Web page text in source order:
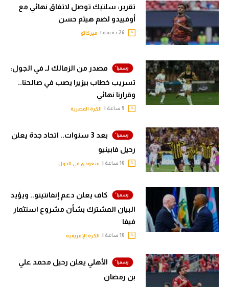
تقرير: سلتيك توصل لاتفاق نهائي مع
أوفييدو لضم هيثم حسن
ميركاتو
مصدر من الزمالك لـ في الجول:
تسريب خطاب بيزيرا يصب في صالحنا..
وقرارنا نهائي
الكرة المصرية
بعد 3 سنوات.. اتحاد جدة يعلن
رحيل فابينيو
سعودي في الجول
كاف يعلن دعم إنفانتينو.. ويؤيد
البيان المشترك بشأن مشروع استثمار
فيفا
الكرة الإفريقية
الأهلي يعلن رحيل محمد علي
بن رمضان